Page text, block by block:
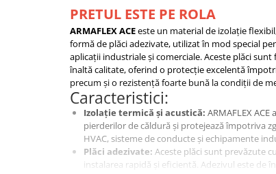
Produse Arhitecturale
Izolatii Tehnice
PRETUL ESTE PE ROLA
ARMAFLEX ACEeste un material de izolație
formă de plăci adezivate, utilizat în mod special
aplicații industriale și comerciale. Aceste plăci
înaltă calitate, oferind o protecție excelentă
precum și o rezistență foarte bună la condiții de
Caracteristici:
Izolație termică și acustică: ARMAFLEX
pierderilor de căldură și protejează împotriva
HVAC, sisteme de conducte și echipamente
Plăci adezivate: Aceste plăci sunt prevăzute
instalarea rapidă și eficientă. Adezivul este de